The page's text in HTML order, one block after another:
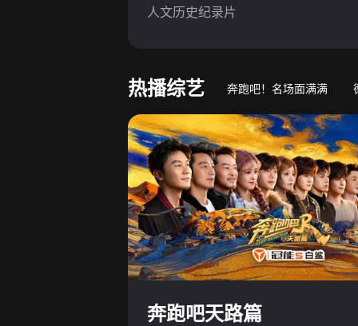
人文历史纪录片
热播综艺 奔跑吧！名场面满满
奔跑吧天路篇